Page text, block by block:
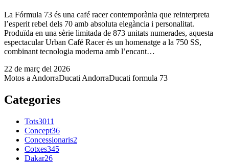
La Fórmula 73 és una café racer contemporània que reinterpreta
l’esperit rebel dels 70 amb absoluta elegància i personalitat.
Produïda en una sèrie limitada de 873 unitats numerades, aquesta
espectacular Urban Café Racer és un homenatge a la 750 SS,
combinant tecnologia moderna amb l’encant…
22 de març del 2026
Motos a AndorraDucati AndorraDucati formula 73
Categories
Tots3011
Concept36
Concessionaris2
Cotxes345
Dakar26